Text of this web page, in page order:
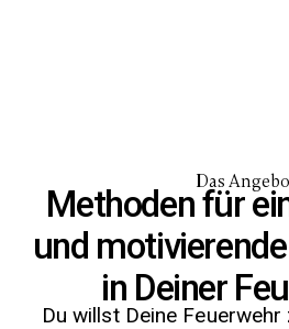
Das
Methoden für
und
in Deiner
Du willst Deine